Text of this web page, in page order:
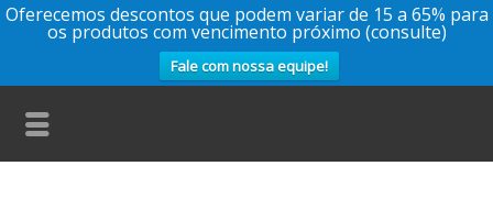
Oferecemos descontos que podem variar de 15 a 65% para
os produtos com vencimento próximo (consulte)
Fale com nossa equipe!